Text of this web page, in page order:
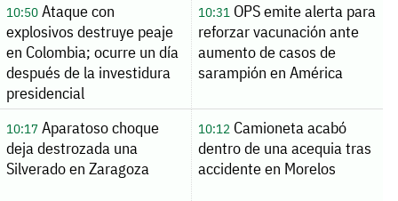
10:50Ataque con
explosivos destruye peaje
en Colombia; ocurre un día
después de la investidura
presidencial
10:31OPS emite alerta para
reforzar vacunación ante
aumento de casos de
sarampión en América
10:17Aparatoso choque
deja destrozada una
Silverado en Zaragoza
10:12Camioneta acabó
dentro de una acequia tras
accidente en Morelos